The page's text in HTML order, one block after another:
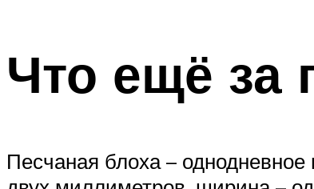
Что ещё за
Песчаная блоха –